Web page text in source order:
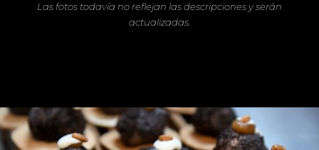
Las fotos todavía no reflejan las descripciones y serán
actualizadas.